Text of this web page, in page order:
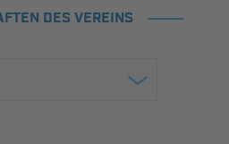
DES VEREINS